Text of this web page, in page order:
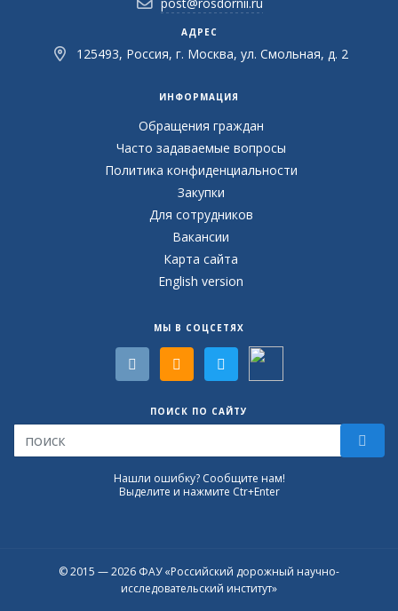
АДРЕС
125493, Россия, г. Москва, ул. Смольная, д. 2
ИНФОРМАЦИЯ
Обращения граждан
Часто задаваемые вопросы
Политика конфиденциальности
Закупки
Для сотрудников
Вакансии
Карта сайта
English version
МЫ В СОЦСЕТЯХ
ПОИСК ПО САЙТУ
Нашли ошибку? Сообщите нам!
Выделите и нажмите Ctr+Enter
© 2015 — 2026 ФАУ «Российский дорожный научно-
исследовательский институт»